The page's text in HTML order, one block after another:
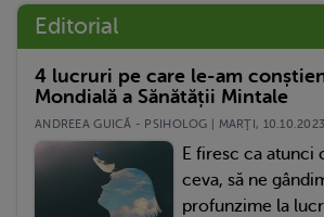
Editorial
4 lucruri pe care le-am
Mondială a Sănătății Mintale
ANDREEA GUICĂ - PSIHOLOG | MARŢI, 10.10.2023
E firesc ca atunci
ceva, să ne
profunzime la